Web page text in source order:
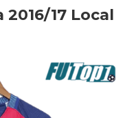
17 Local